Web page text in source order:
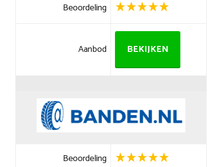
Beoordeling
Aanbod BEKIJKEN
Beoordeling